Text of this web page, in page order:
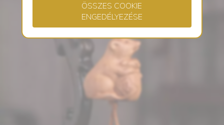
ÖSSZES COOKIE
ENGEDÉLYEZÉSE